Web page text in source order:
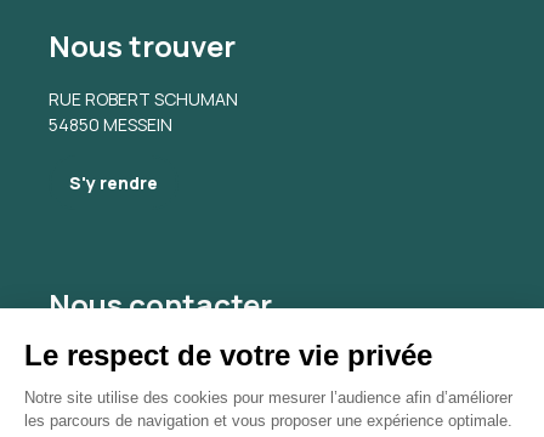
Nous trouver
RUE ROBERT SCHUMAN
54850 MESSEIN
S'y rendre
Nous contacter
hussoncharles@gmail.com